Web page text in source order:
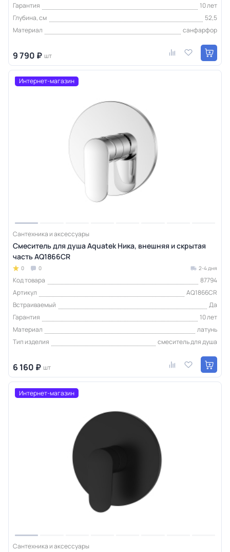
Гарантия
10 лет
Глубина, см
52,5
Материал
санфарфор
9 790 ₽ шт
Интернет-магазин
Сантехника и аксессуары
Смеситель для душа Aquatek Ника, внешняя и скрытая
часть AQ1866CR
0 0 2-4 дня
Код товара
87794
Артикул
AQ1866CR
Встраиваемый
Да
Гарантия
10 лет
Материал
латунь
Тип изделия
смеситель для душа
6 160 ₽ шт
Интернет-магазин
Сантехника и аксессуары